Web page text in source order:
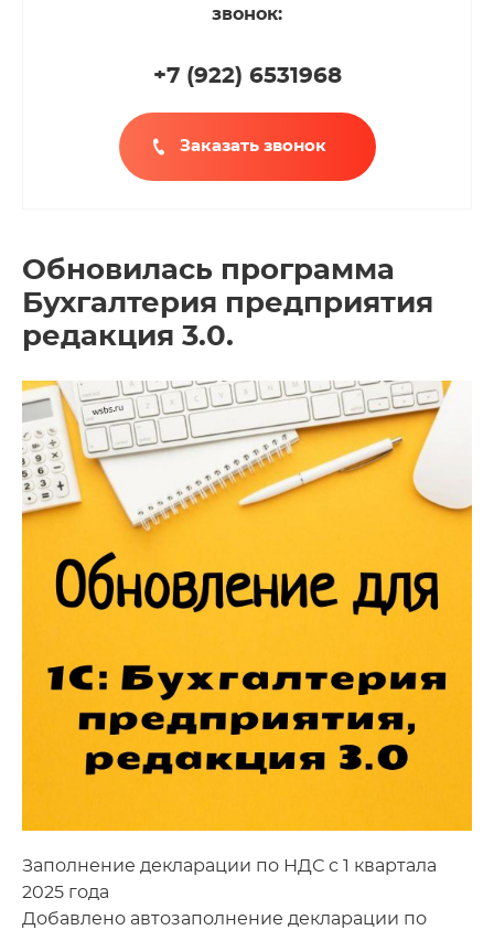
звонок:
+7 (922) 6531968
Заказать звонок
Обновилась программа
Бухгалтерия предприятия
редакция 3.0.
Заполнение декларации по НДС с 1 квартала
2025 года
Добавлено автозаполнение декларации по